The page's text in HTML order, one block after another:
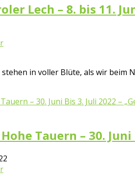
Lech – 8. bis 11.
stehen in voller Blüte, als wir
Tauern – 30. Juni